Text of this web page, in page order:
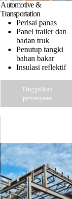
Automotive &
Transportation
Perisai panas
Panel trailer dan
badan truk
Penutup tangki
bahan bakar
Insulasi reflektif
Tinggalkan
pertanyaan